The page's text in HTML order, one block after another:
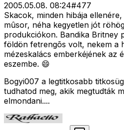
2005.05.08. 08:24#477
Skacok, minden hibája
mûsor, néha kegyetlen jót
produkciókon. Bandika Britney
földön fetrengõs volt, nekem a
mézeskalács emberkéjének az
eszembe. 😄
Bogyi007 a legtitkosabb
tudhatod meg, akik megtudták
elmondani....